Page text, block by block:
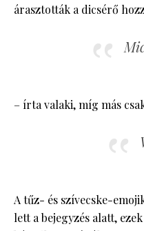
árasztották a dicsérő
– írta valaki, míg más
A tűz- és szívecske-
lett a bejegyzés alatt,